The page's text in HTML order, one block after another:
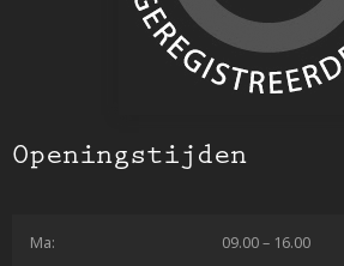
Openingstijden
Ma: 09.00 – 16.00